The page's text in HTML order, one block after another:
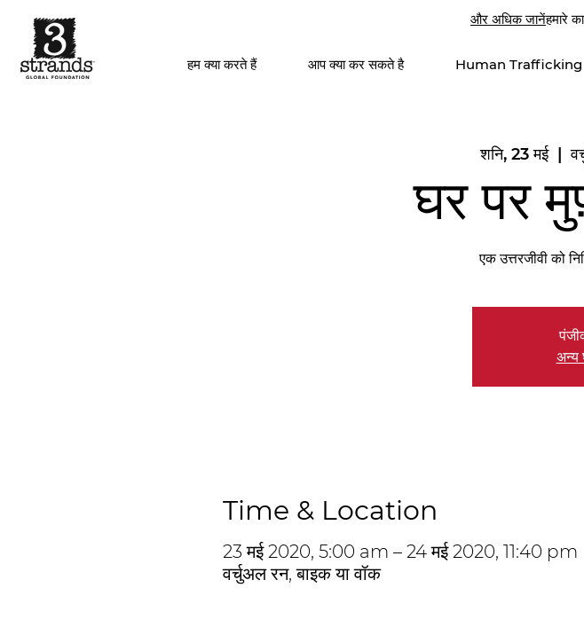
और अधिक जानेंहमारे
हम क्या करते हैं आप क्या कर सकते है Human Trafficking
शनि, 23 मई
  |
घर पर
एक उत्तरजीवी को
अन्य
Time & Location
23 मई 2020, 5:00 am – 24 मई 2020, 11:40 pm
वर्चुअल रन, बाइक या वॉक